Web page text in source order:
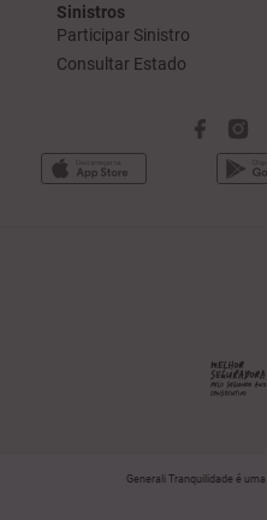
Sinistros
Participar Sinistro
Consultar Estado
Generali Tranquilidade é